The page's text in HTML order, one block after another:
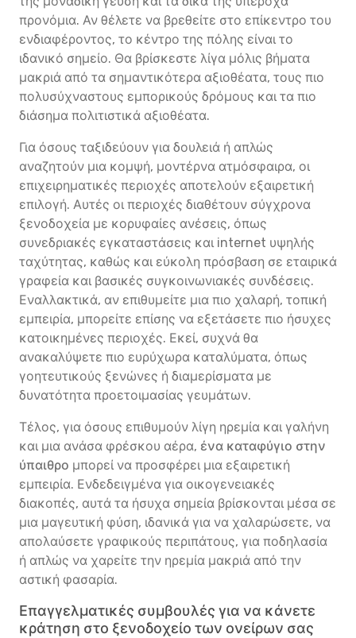
προνόμια. Αν θέλετε να βρεθείτε στο επίκεντρο του
ενδιαφέροντος, το κέντρο της πόλης είναι το
ιδανικό σημείο. Θα βρίσκεστε λίγα μόλις βήματα
μακριά από τα σημαντικότερα αξιοθέατα, τους πιο
πολυσύχναστους εμπορικούς δρόμους και τα πιο
διάσημα πολιτιστικά αξιοθέατα.
Για όσους ταξιδεύουν για δουλειά ή απλώς
αναζητούν μια κομψή, μοντέρνα ατμόσφαιρα, οι
επιχειρηματικές περιοχές αποτελούν εξαιρετική
επιλογή. Αυτές οι περιοχές διαθέτουν σύγχρονα
ξενοδοχεία με κορυφαίες ανέσεις, όπως
συνεδριακές εγκαταστάσεις και internet υψηλής
ταχύτητας, καθώς και εύκολη πρόσβαση σε εταιρικά
γραφεία και βασικές συγκοινωνιακές συνδέσεις.
Εναλλακτικά, αν επιθυμείτε μια πιο χαλαρή, τοπική
εμπειρία, μπορείτε επίσης να εξετάσετε πιο ήσυχες
κατοικημένες περιοχές. Εκεί, συχνά θα
ανακαλύψετε πιο ευρύχωρα καταλύματα, όπως
γοητευτικούς ξενώνες ή διαμερίσματα με
δυνατότητα προετοιμασίας γευμάτων.
Τέλος, για όσους επιθυμούν λίγη ηρεμία και γαλήνη
και μια ανάσα φρέσκου αέρα, ένα καταφύγιο στην
ύπαιθρο μπορεί να προσφέρει μια εξαιρετική
εμπειρία. Ενδεδειγμένα για οικογενειακές
διακοπές, αυτά τα ήσυχα σημεία βρίσκονται μέσα σε
μια μαγευτική φύση, ιδανικά για να χαλαρώσετε, να
απολαύσετε γραφικούς περιπάτους, για ποδηλασία
ή απλώς να χαρείτε την ηρεμία μακριά από την
αστική φασαρία.
Επαγγελματικές συμβουλές για να κάνετε
κράτηση στο ξενοδοχείο των ονείρων σας